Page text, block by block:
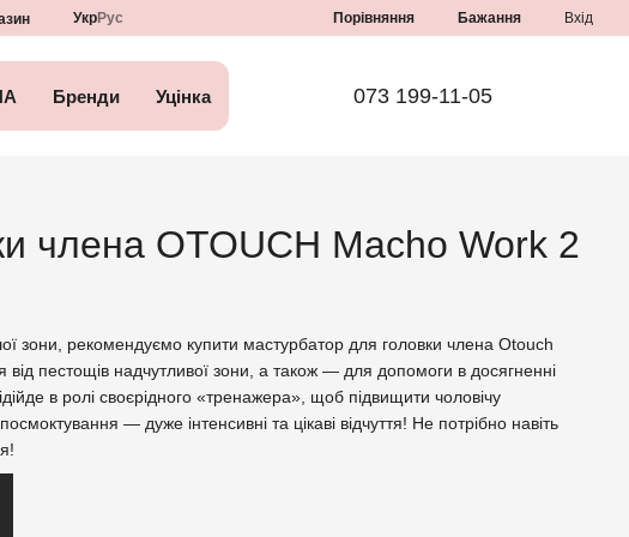
УкрРус Порівняння Бажання Вхід
Бренди Уцінка 073 199-11-05
члена OTOUCH Macho Work 2
зони, рекомендуємо купити мастурбатор для головки члена Otouch
пестощів надчутливої ​​зони, а також — для допомоги в досягненні
в ролі своєрідного «тренажера», щоб підвищити чоловічу
— дуже інтенсивні та цікаві відчуття! Не потрібно навіть